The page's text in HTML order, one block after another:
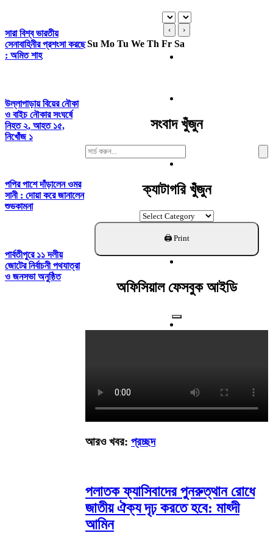
সারা বিশ্ব ভারতীয়
সেনাবাহিনীর প্রশংসা করছে
: অমিত শাহ
উল্লাপাড়ায় বিয়ের নৌকা
ও বাইচ নৌকার সংঘর্ষে
নিহত ২, আহত ১৫,
নিখোঁজ ১
পপির পাশে দাঁড়ালেন ওমর
সানী : দোয়া করে জানালেন
শুভকামনা
পার্বতীপুরে ১১ দলীয়
জোটের নির্বাচনী পথযাত্রা
ও জনসভা অনুষ্ঠিত
‹ ›
Su Mo Tu We Th Fr Sa
সংবাদ খুঁজুন
Search
For:
ক্যাটাগরি খুঁজুন
ক্যাটাগরি
খুঁজুন
অফিসিয়াল ফেসবুক আইডি
আরও খবর: প্রচ্ছদ
পলাতক ফ্যাসিবাদের পুনরুত্থান রোধে
জাতীয় ঐক্য দৃঢ় করতে হবে: মাহ্দী
আমিন